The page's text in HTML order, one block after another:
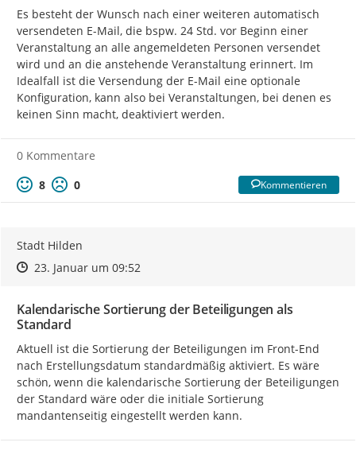
Es besteht der Wunsch nach einer weiteren automatisch
versendeten E-Mail, die bspw. 24 Std. vor Beginn einer
Veranstaltung an alle angemeldeten Personen versendet
wird und an die anstehende Veranstaltung erinnert. Im
Idealfall ist die Versendung der E-Mail eine optionale
Konfiguration, kann also bei Veranstaltungen, bei denen es
keinen Sinn macht, deaktiviert werden.
0 Kommentare
8
0 Kommentieren
Stadt Hilden
Zeitpunkt des Erstellens
Zeitpunkt des Erstellens
23. Januar um 09:52Zur Äußerung
Kalendarische Sortierung der Beteiligungen als
Standard
Aktuell ist die Sortierung der Beteiligungen im Front-End
nach Erstellungsdatum standardmäßig aktiviert. Es wäre
schön, wenn die kalendarische Sortierung der Beteiligungen
der Standard wäre oder die initiale Sortierung
mandantenseitig eingestellt werden kann.